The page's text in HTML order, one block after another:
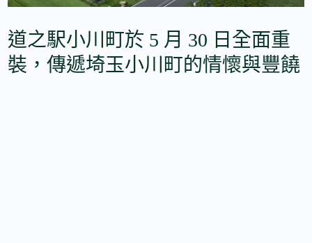
道之駅小川町於 5 月 30 日全面重
裝，傳遞埼玉小川町的情懷與豐饒